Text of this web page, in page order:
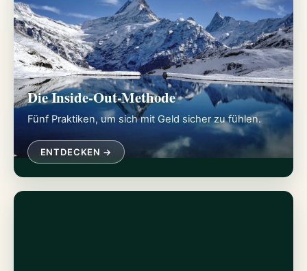
Die Inside-Out-Methode
Fünf Praktiken, um sich mit Geld sicher zu fühlen.
ENTDECKEN →